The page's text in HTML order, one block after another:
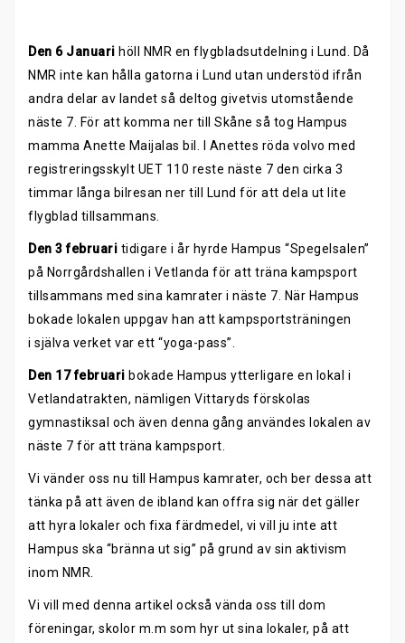
Den 6 Januari höll NMR en flygbladsutdelning i Lund. Då
NMR inte kan hålla gatorna i Lund utan understöd ifrån
andra delar av landet så deltog givetvis utomstående
näste 7. För att komma ner till Skåne så tog Hampus
mamma Anette Maijalas bil. I Anettes röda volvo med
registreringsskylt UET 110 reste näste 7 den cirka 3
timmar långa bilresan ner till Lund för att dela ut lite
flygblad tillsammans.
Den 3 februari tidigare i år hyrde Hampus “Spegelsalen”
på Norrgårdshallen i Vetlanda för att träna kampsport
tillsammans med sina kamrater i näste 7. När Hampus
bokade lokalen uppgav han att kampsportsträningen
i själva verket var ett “yoga-pass”.
Den 17 februari bokade Hampus ytterligare en lokal i
Vetlandatrakten, nämligen Vittaryds förskolas
gymnastiksal och även denna gång användes lokalen av
näste 7 för att träna kampsport.
Vi vänder oss nu till Hampus kamrater, och ber dessa att
tänka på att även de ibland kan offra sig när det gäller
att hyra lokaler och fixa färdmedel, vi vill ju inte att
Hampus ska “bränna ut sig” på grund av sin aktivism
inom NMR.
Vi vill med denna artikel också vända oss till dom
föreningar, skolor m.m som hyr ut sina lokaler, på att